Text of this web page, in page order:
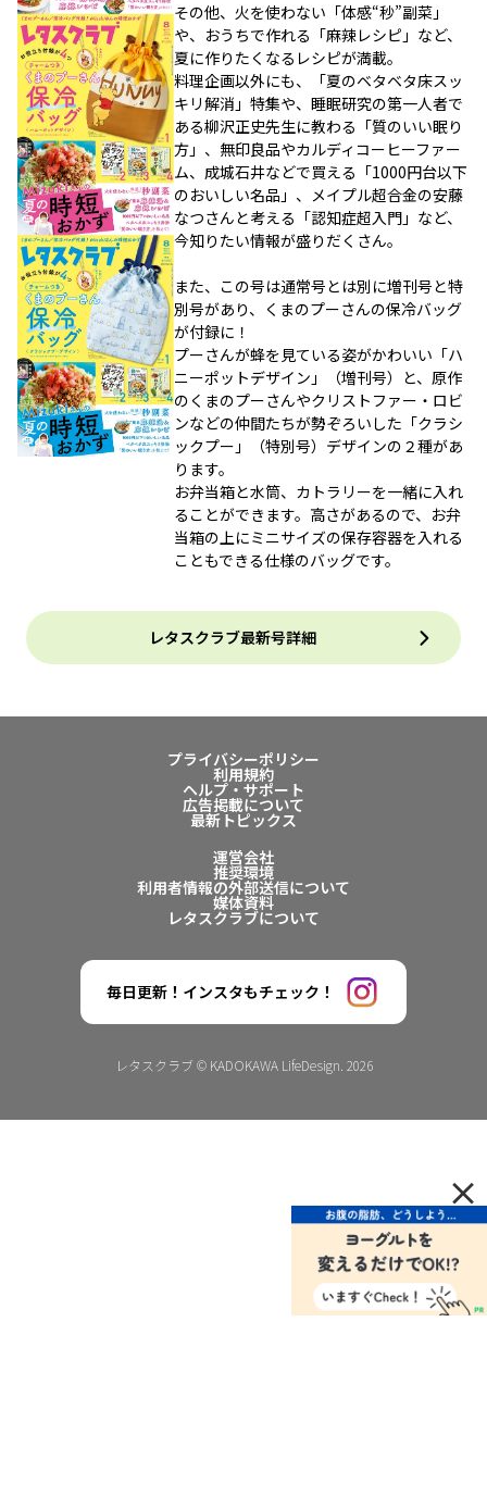
その他、火を使わない「体感“秒”副菜」
や、おうちで作れる「麻辣レシピ」など、
夏に作りたくなるレシピが満載。
料理企画以外にも、「夏のベタベタ床スッ
キリ解消」特集や、睡眠研究の第一人者で
ある柳沢正史先生に教わる「質のいい眠り
方」、無印良品やカルディコーヒーファー
ム、成城石井などで買える「1000円台以下
のおいしい名品」、メイプル超合金の安藤
なつさんと考える「認知症超入門」など、
今知りたい情報が盛りだくさん。
また、この号は通常号とは別に増刊号と特
別号があり、くまのプーさんの保冷バッグ
が付録に！
プーさんが蜂を見ている姿がかわいい「ハ
ニーポットデザイン」（増刊号）と、原作
のくまのプーさんやクリストファー・ロビ
ンなどの仲間たちが勢ぞろいした「クラシ
ックプー」（特別号）デザインの２種があ
ります。
お弁当箱と水筒、カトラリーを一緒に入れ
ることができます。高さがあるので、お弁
当箱の上にミニサイズの保存容器を入れる
こともできる仕様のバッグです。
レタスクラブ最新号詳細
プライバシーポリシー
利用規約
ヘルプ・サポート
広告掲載について
最新トピックス
運営会社
推奨環境
利用者情報の外部送信について
媒体資料
レタスクラブについて
毎日更新！インスタもチェック！
レタスクラブ © KADOKAWA LifeDesign. 2026
×